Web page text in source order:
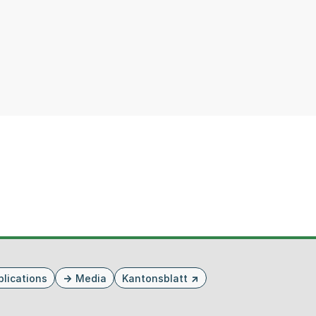
Media Kantonsblatt